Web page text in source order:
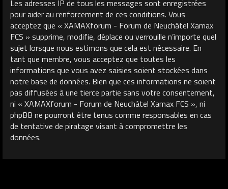
Les adresses IP de tous les messages sont enregistrées
pour aider au renforcement de ces conditions. Vous
acceptez que « XAMAXforum - Forum de Neuchâtel Xamax
FCS » supprime, modifie, déplace ou verrouille n’importe quel
sujet lorsque nous estimons que cela est nécessaire. En
tant que membre, vous acceptez que toutes les
informations que vous avez saisies soient stockées dans
notre base de données. Bien que ces informations ne soient
pas diffusées à une tierce partie sans votre consentement,
ni « XAMAXforum - Forum de Neuchâtel Xamax FCS », ni
phpBB ne pourront être tenus comme responsables en cas
de tentative de piratage visant à compromettre les
données.